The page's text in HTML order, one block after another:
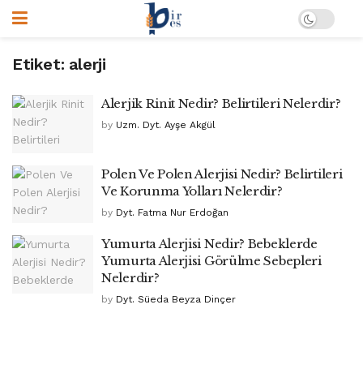
Etiket: alerji
Alerjik Rinit Nedir? Belirtileri Nelerdir?
by Uzm. Dyt. Ayşe Akgül
Polen Ve Polen Alerjisi Nedir? Belirtileri
Ve Korunma Yolları Nelerdir?
by Dyt. Fatma Nur Erdoğan
Yumurta Alerjisi Nedir? Bebeklerde
Yumurta Alerjisi Görülme Sebepleri
Nelerdir?
by Dyt. Süeda Beyza Dinçer